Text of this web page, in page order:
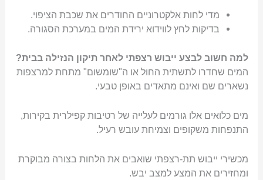
מדי לחות אלקטרוניים החודרים את שכבת הציפוי.
בדיקות לחץ לווידוא ירידת המים במערכת הסגורה.
למה חשוב לבצע ייבוש רצפתי לאחר תיקון הנזילה בבית?
המים שחדרו לתשתית החול או ה"שומשום" מתחת למרצפות
נשארים שם ואינם מתאדים באופן טבעי.
מים כלואים אלו גורמים לעלייה של רטיבות קפילרית בקירות,
התנפחות משקופים וצמיחת עובש רעיל.
מכשירי ייבוש תת-רצפתי שואבים את הלחות בצורה מבוקרת
ומחזירים את המצע למצב יבש.